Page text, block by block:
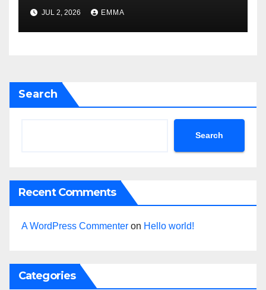
JUL 2, 2026 EMMA
Search
Search
Recent Comments
A WordPress Commenter on Hello world!
Categories